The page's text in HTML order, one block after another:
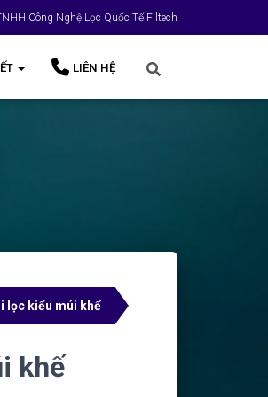
Công Nghệ Lọc Quốc Tế Filtech
LIÊN HỆ
lọc kiểu múi khế
khế